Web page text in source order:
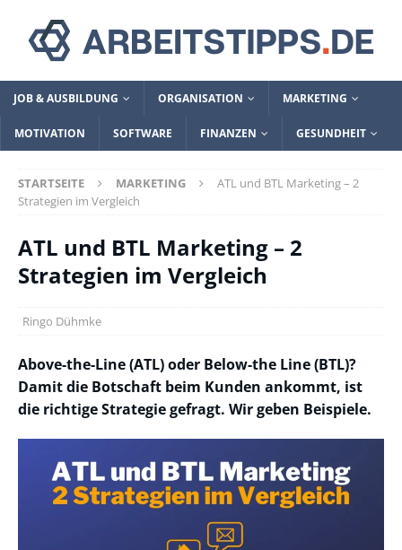
JOB & AUSBILDUNG ORGANISATION MARKETING
MOTIVATION SOFTWARE FINANZEN GESUNDHEIT
STARTSEITE MARKETING
ATL und BTL Marketing – 2
Strategien im Vergleich
ATL und BTL Marketing – 2
Strategien im Vergleich
Ringo Dühmke
Above-the-Line (ATL) oder Below-the Line (BTL)?
Damit die Botschaft beim Kunden ankommt, ist
die richtige Strategie gefragt. Wir geben Beispiele.